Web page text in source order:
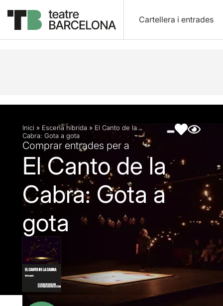
Cartellera i entrades
Descripció Fitxa artística Fotos i vídeos
Inici » Escena híbrida » El Canto de la
Cabra: Gota a gota
Comprar entrades per a
El Canto de la
Cabra: Gota a
gota